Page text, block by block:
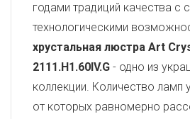
годами традиций качества с
технологическими
хрустальная люстра Art
2111.H1.60IV.G - одно из
коллекции. Количество ламп
от которых равномерно